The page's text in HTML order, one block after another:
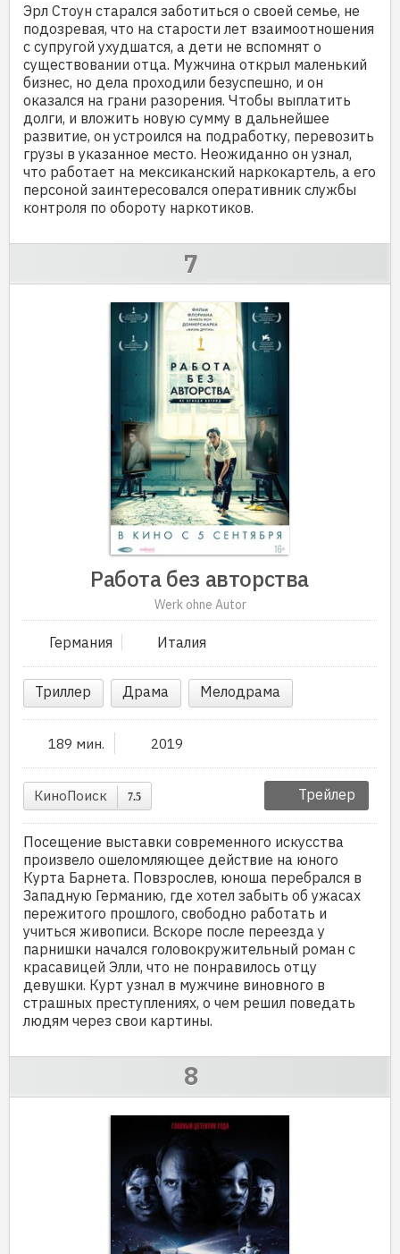
Эрл Стоун старался заботиться о своей семье, не
подозревая, что на старости лет взаимоотношения
с супругой ухудшатся, а дети не вспомнят о
существовании отца. Мужчина открыл маленький
бизнес, но дела проходили безуспешно, и он
оказался на грани разорения. Чтобы выплатить
долги, и вложить новую сумму в дальнейшее
развитие, он устроился на подработку, перевозить
грузы в указанное место. Неожиданно он узнал,
что работает на мексиканский наркокартель, а его
персоной заинтересовался оперативник службы
контроля по обороту наркотиков.
Работа без авторства
Werk ohne Autor
Германия Италия
Триллер Драма Мелодрама
189 мин. 2019
КиноПоиск 7.5 Трейлер
Посещение выставки современного искусства
произвело ошеломляющее действие на юного
Курта Барнета. Повзрослев, юноша перебрался в
Западную Германию, где хотел забыть об ужасах
пережитого прошлого, свободно работать и
учиться живописи. Вскоре после переезда у
парнишки начался головокружительный роман с
красавицей Элли, что не понравилось отцу
девушки. Курт узнал в мужчине виновного в
страшных преступлениях, о чем решил поведать
людям через свои картины.